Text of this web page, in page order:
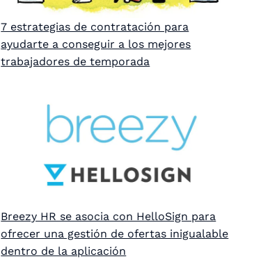
7 estrategias de contratación para
ayudarte a conseguir a los mejores
trabajadores de temporada
Breezy HR se asocia con HelloSign para
ofrecer una gestión de ofertas inigualable
dentro de la aplicación